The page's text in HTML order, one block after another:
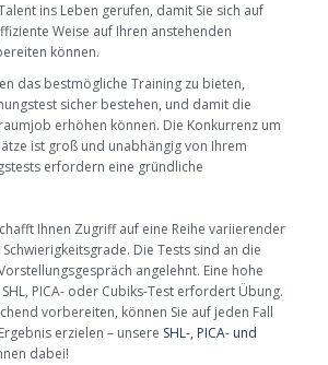
ins Leben gerufen, damit Sie sich auf
Weise auf Ihren anstehenden
können.
das bestmögliche Training zu bieten,
sicher bestehen, und damit die
erhöhen können. Die Konkurrenz um
ist groß und unabhängig von Ihrem
erfordern eine gründliche
Ihnen Zugriff auf eine Reihe variierender
Die Tests sind an die
angelehnt. Eine hohe
PICA- oder Cubiks-Test erfordert Übung.
vorbereiten, können Sie auf jeden Fall
erzielen – unsere SHL-, PICA- und
dabei!